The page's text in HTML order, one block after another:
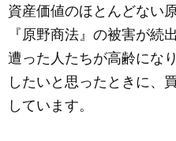
資産価値のほとんどない
『原野商法』の被害が続
遭った人たちが高齢にな
したいと思ったときに、
しています。